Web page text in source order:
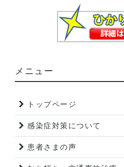
メニュー
トップページ
感染症対策について
患者さまの声